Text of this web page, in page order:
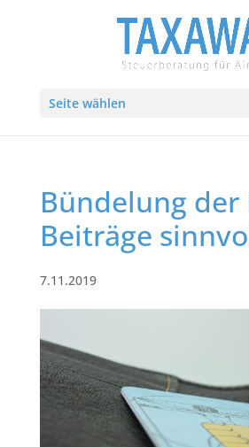
Seite wählen
Bündelung der
Beiträge
7.11.2019